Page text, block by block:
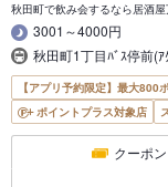
秋田町で飲み会するなら居酒
3001～4000円
秋田町1丁目ﾊﾞｽ停前(
【アプリ予約限定】最大800
ポイントプラス対象店
クーポン